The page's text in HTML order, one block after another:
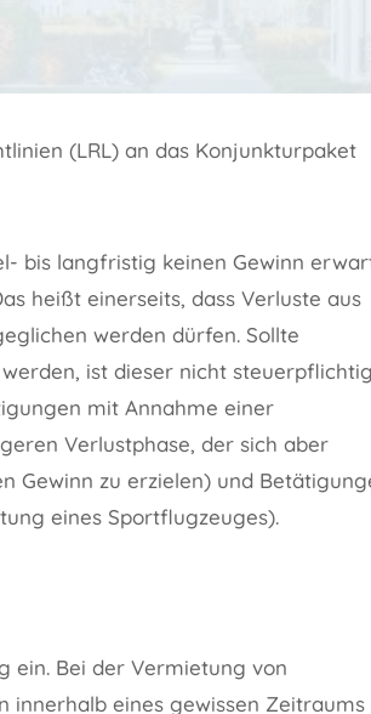
(LRL) an das Konjunkturpaket
bis langfristig keinen Gewinn
heißt einerseits, dass Verluste aus
werden dürfen. Sollte
ist dieser nicht
mit Annahme einer
Verlustphase, der sich aber
Gewinn zu erzielen) und
eines Sportflugzeuges).
ein. Bei der Vermietung von
innerhalb eines gewissen Zeitraums